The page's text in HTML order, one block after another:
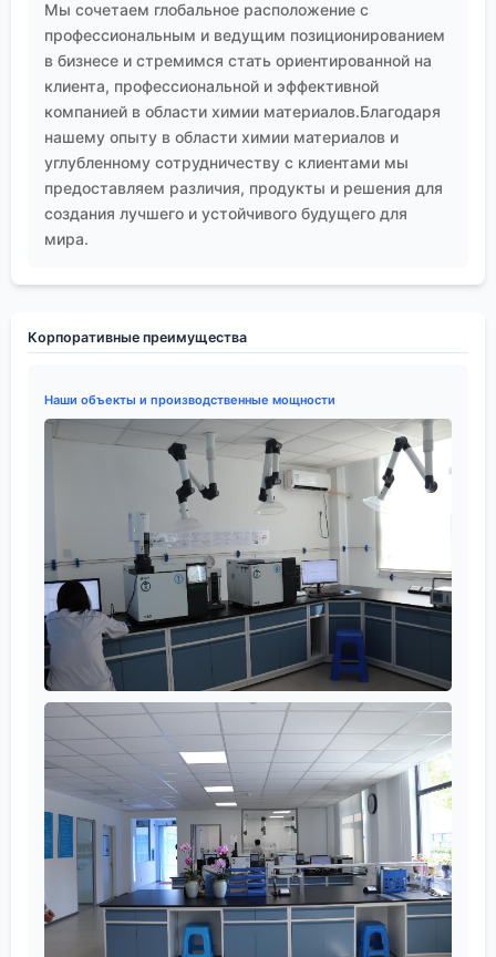
Мы сочетаем глобальное расположение с
профессиональным и ведущим позиционированием
в бизнесе и стремимся стать ориентированной на
клиента, профессиональной и эффективной
компанией в области химии материалов.Благодаря
нашему опыту в области химии материалов и
углубленному сотрудничеству с клиентами мы
предоставляем различия, продукты и решения для
создания лучшего и устойчивого будущего для
мира.
Корпоративные преимущества
Наши объекты и производственные мощности